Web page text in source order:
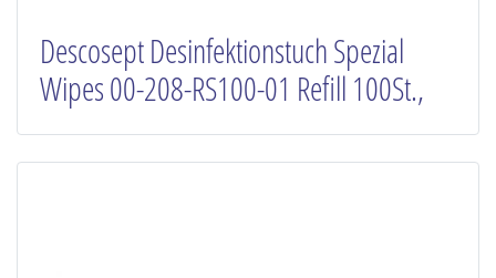
Descosept Desinfektionstuch Spezial
Wipes 00-208-RS100-01 Refill 100St.,